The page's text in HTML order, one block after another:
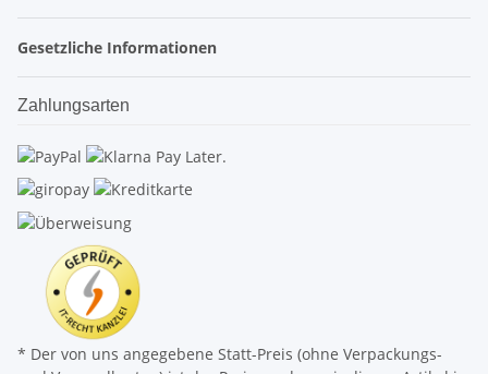
Gesetzliche Informationen
Zahlungsarten
* Der von uns angegebene Statt-Preis (ohne Verpackungs-